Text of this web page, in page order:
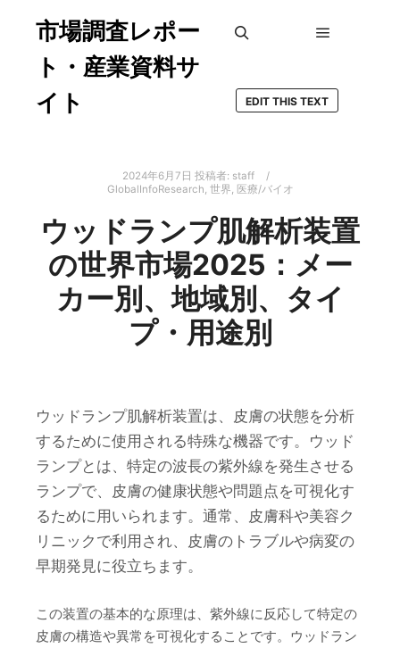
市場調査レポー
ト・産業資料サ
イト
EDIT THIS TEXT
2024年6月7日 投稿者: staff
GlobalInfoResearch, 世界, 医療/バイオ
ウッドランプ肌解析装置
の世界市場2025：メー
カー別、地域別、タイ
プ・用途別
ウッドランプ肌解析装置は、皮膚の状態を分析
するために使用される特殊な機器です。ウッド
ランプとは、特定の波長の紫外線を発生させる
ランプで、皮膚の健康状態や問題点を可視化す
るために用いられます。通常、皮膚科や美容ク
リニックで利用され、皮膚のトラブルや病変の
早期発見に役立ちます。
この装置の基本的な原理は、紫外線に反応して特定の
皮膚の構造や異常を可視化することです。ウッドラン